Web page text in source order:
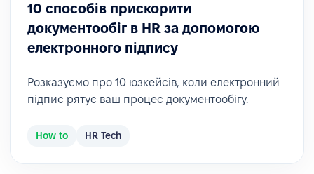
10 способів прискорити
документообіг в HR за допомогою
електронного підпису
Розказуємо про 10 юзкейсів, коли електронний
підпис рятує ваш процес документообігу.
How to HR Tech